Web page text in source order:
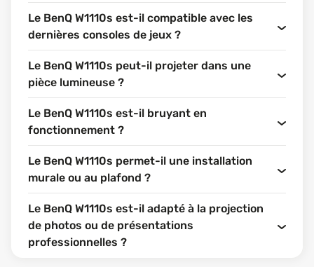
Le BenQ W1110s est-il compatible avec les
dernières consoles de jeux ?
Le BenQ W1110s peut-il projeter dans une
pièce lumineuse ?
Le BenQ W1110s est-il bruyant en
fonctionnement ?
Le BenQ W1110s permet-il une installation
murale ou au plafond ?
Le BenQ W1110s est-il adapté à la projection
de photos ou de présentations
professionnelles ?